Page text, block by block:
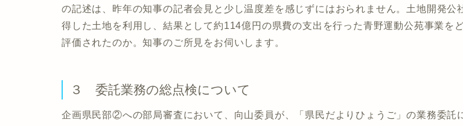
の記述は、昨年の知事の記者会見と少し温度差を感じずにはおられません。土地開発公
得した土地を利用し、結果として約114億円の県費の支出を行った青野運動公苑事業を
評価されたのか。知事のご所見をお伺いします。
３ 委託業務の総点検について
企画県民部②への部局審査において、向山委員が、「県民だよりひょうご」の業務委託